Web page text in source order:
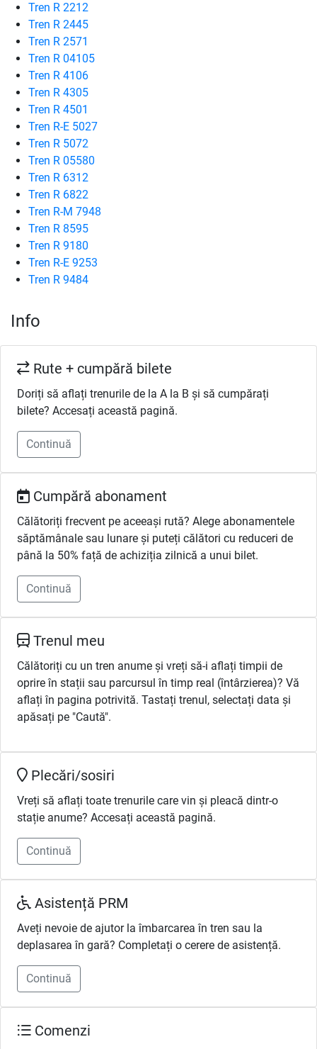
Tren R 2212
Tren R 2445
Tren R 2571
Tren R 04105
Tren R 4106
Tren R 4305
Tren R 4501
Tren R-E 5027
Tren R 5072
Tren R 05580
Tren R 6312
Tren R 6822
Tren R-M 7948
Tren R 8595
Tren R 9180
Tren R-E 9253
Tren R 9484
Info
Rute + cumpără bilete
Doriți să aflați trenurile de la A la B și să cumpărați
bilete? Accesați această pagină.
Continuă
Cumpără abonament
Călătoriți frecvent pe aceeași rută? Alege abonamentele
săptămânale sau lunare și puteți călători cu reduceri de
până la 50% față de achiziția zilnică a unui bilet.
Continuă
Trenul meu
Călătoriți cu un tren anume și vreți să-i aflați timpii de
oprire în stații sau parcursul în timp real (întârzierea)? Vă
aflați în pagina potrivită. Tastați trenul, selectați data și
apăsați pe "Caută".
Plecări/sosiri
Vreți să aflați toate trenurile care vin și pleacă dintr-o
stație anume? Accesați această pagină.
Continuă
Asistență PRM
Aveți nevoie de ajutor la îmbarcarea în tren sau la
deplasarea în gară? Completați o cerere de asistență.
Continuă
Comenzi